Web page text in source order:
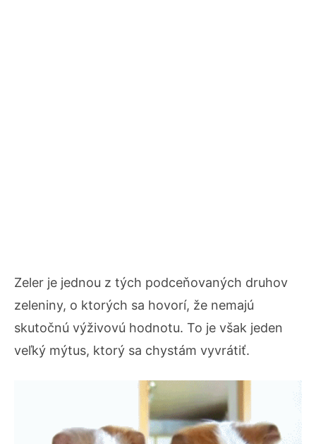
Zeler je jednou z tých podceňovaných druhov
zeleniny, o ktorých sa hovorí, že nemajú
skutočnú výživovú hodnotu. To je však jeden
veľký mýtus, ktorý sa chystám vyvrátiť.